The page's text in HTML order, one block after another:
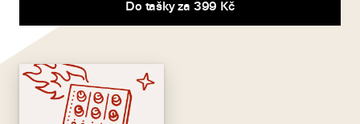
Do tašky za 399 Kč